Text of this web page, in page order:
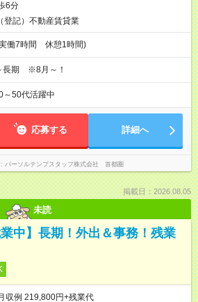
6分
登記）不動産賃貸業
働7時間 休憩1時間)
長期 ※8月～！
～50代活躍中
応募する 詳細へ
パーソルテンプスタッフ株式会社 首都圏
掲載日：2026.08.05
未読
業中】長期！外出＆事務！残業
例 219,800円+残業代